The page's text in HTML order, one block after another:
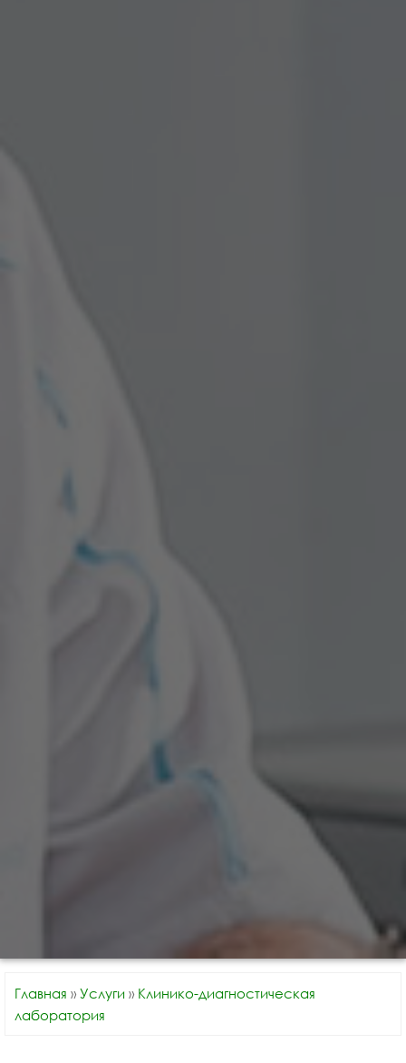
Главная » Услуги » Клинико-диагностическая
лаборатория